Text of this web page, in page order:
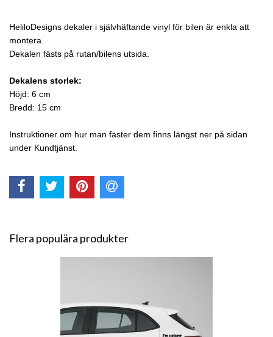
HeliloDesigns dekaler i självhäftande vinyl för bilen är enkla att
montera.
Dekalen fästs på rutan/bilens utsida.
Dekalens storlek:
Höjd: 6 cm
Bredd: 15 cm
Instruktioner om hur man fäster dem finns längst ner på sidan
under Kundtjänst.
Flera populära produkter